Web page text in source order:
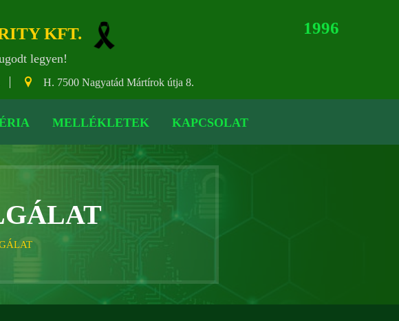
KFT. 1996
legyen!
H. 7500 Nagyatád Mártírok útja 8.
MELLÉKLETEK KAPCSOLAT